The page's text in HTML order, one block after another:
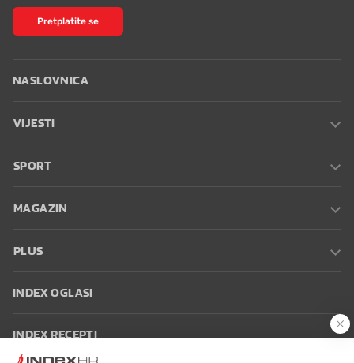
Pretplatite se
NASLOVNICA
VIJESTI
SPORT
MAGAZIN
PLUS
INDEX OGLASI
INDEX RECEPTI